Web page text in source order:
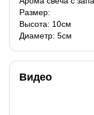
Размер:
Высота: 10см
Диаметр: 5см
Видео